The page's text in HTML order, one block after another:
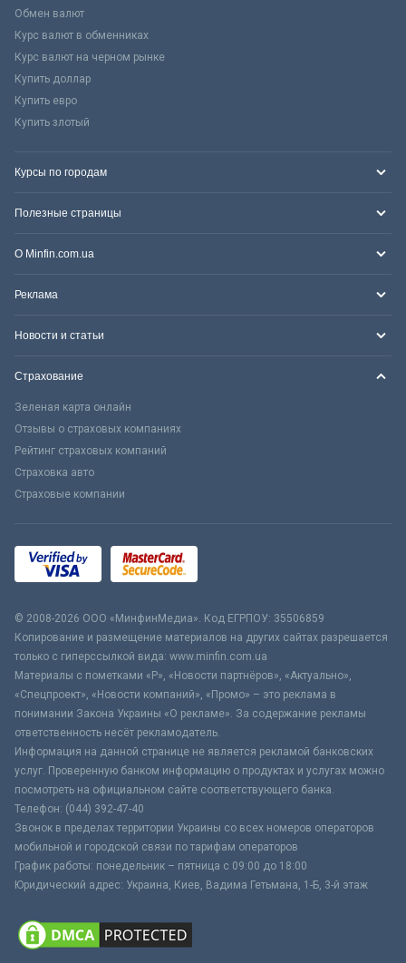
Обмен валют
Курс валют в обменниках
Курс валют на черном рынке
Купить доллар
Купить евро
Купить злотый
Курсы по городам
Полезные страницы
О Minfin.com.ua
Реклама
Новости и статьи
Страхование
Зеленая карта онлайн
Отзывы о страховых компаниях
Рейтинг страховых компаний
Страховка авто
Страховые компании
© 2008-2026 ООО «МинфинМедиа». Код ЕГРПОУ: 35506859
Копирование и размещение материалов на других сайтах разрешается
только с гиперссылкой вида: www.minfin.com.ua
Материалы с пометками «Р», «Новости партнёров», «Актуально»,
«Спецпроект», «Новости компаний», «Промо» – это реклама в
понимании Закона Украины «О рекламе». За содержание рекламы
ответственность несёт рекламодатель.
Информация на данной странице не является рекламой банковских
услуг. Проверенную банком информацию о продуктах и услугах можно
посмотреть на официальном сайте соответствующего банка.
Телефон: (044) 392-47-40
Звонок в пределах территории Украины со всех номеров операторов
мобильной и городской связи по тарифам операторов
График работы: понедельник – пятница с 09:00 до 18:00
Юридический адрес: Украина, Киев, Вадима Гетьмана, 1-Б, 3-й этаж